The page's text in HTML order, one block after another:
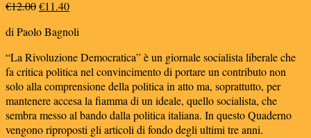
€12.00Il
originale
€12.00.
€11.40Il
attuale
€11.40.
di Paolo Bagnoli
“La Rivoluzione Democratica” è un giornale socialista liberale che
fa critica politica nel convincimento di portare un contributo non
solo alla comprensione della politica in atto ma, soprattutto, per
mantenere accesa la fiamma di un ideale, quello socialista, che
sembra messo al bando dalla politica italiana. In questo Quaderno
vengono riproposti gli articoli di fondo degli ultimi tre anni.